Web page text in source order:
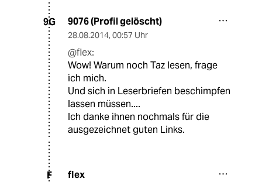
9G 9076 (Profil gelöscht)
28.08.2014, 00:57 Uhr
@flex:
Wow! Warum noch Taz lesen, frage
ich mich.
Und sich in Leserbriefen beschimpfen
lassen müssen....
Ich danke ihnen nochmals für die
ausgezeichnet guten Links.
F flex